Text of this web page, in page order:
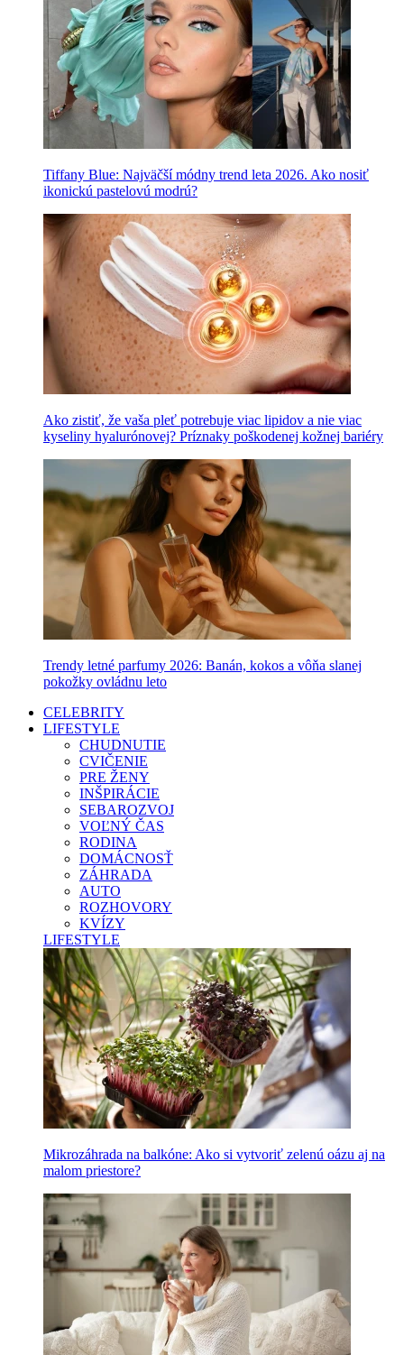
Tiffany Blue: Najväčší módny trend leta 2026. Ako nosiť
ikonickú pastelovú modrú?
Ako zistiť, že vaša pleť potrebuje viac lipidov a nie viac
kyseliny hyalurónovej? Príznaky poškodenej kožnej bariéry
Trendy letné parfumy 2026: Banán, kokos a vôňa slanej
pokožky ovládnu leto
CELEBRITY
LIFESTYLE
CHUDNUTIE
CVIČENIE
PRE ŽENY
INŠPIRÁCIE
SEBAROZVOJ
VOĽNÝ ČAS
RODINA
DOMÁCNOSŤ
ZÁHRADA
AUTO
ROZHOVORY
KVÍZY
LIFESTYLE
Mikrozáhrada na balkóne: Ako si vytvoriť zelenú oázu aj na
malom priestore?